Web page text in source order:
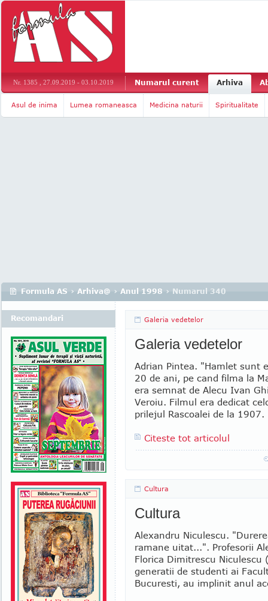
Nr. 1385 , 27.09.2019 - 03.10.2019 Numarul curent Arhiva
Asul de inima Lumea romaneasca Medicina naturii Spiritualitate
Formula AS › Arhiva@ › Anul 1998 › Numarul 340
Galeria vedetelor
Galeria vedetelor
Adrian Pintea. "Hamlet sunt
20 de ani, pe cand filma la
era semnat de Alecu Ivan
Veroiu. Filmul era dedicat
prilejul Rascoalei de la
Citeste tot articolul
Cultura
Cultura
Alexandru Niculescu.
ramane uitat...". Profesorii
Florica Dimitrescu
generatii de studenti ai
Bucuresti, au implinit anul
Recomandari